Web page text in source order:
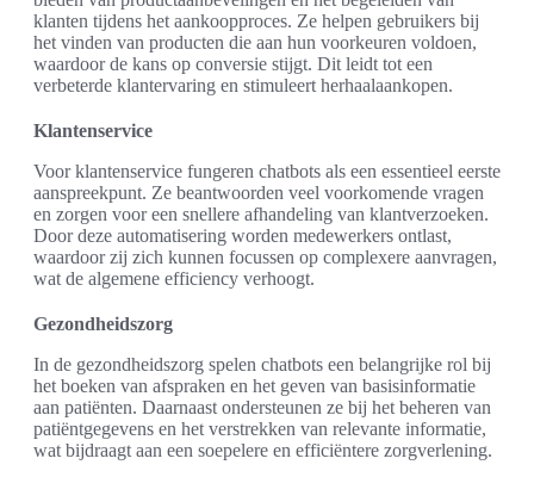
klanten tijdens het aankoopproces. Ze helpen gebruikers bij
het vinden van producten die aan hun voorkeuren voldoen,
waardoor de kans op conversie stijgt. Dit leidt tot een
verbeterde klantervaring en stimuleert herhaalaankopen.
Klantenservice
Voor klantenservice fungeren chatbots als een essentieel eerste
aanspreekpunt. Ze beantwoorden veel voorkomende vragen
en zorgen voor een snellere afhandeling van klantverzoeken.
Door deze automatisering worden medewerkers ontlast,
waardoor zij zich kunnen focussen op complexere aanvragen,
wat de algemene efficiency verhoogt.
Gezondheidszorg
In de gezondheidszorg spelen chatbots een belangrijke rol bij
het boeken van afspraken en het geven van basisinformatie
aan patiënten. Daarnaast ondersteunen ze bij het beheren van
patiëntgegevens en het verstrekken van relevante informatie,
wat bijdraagt aan een soepelere en efficiëntere zorgverlening.